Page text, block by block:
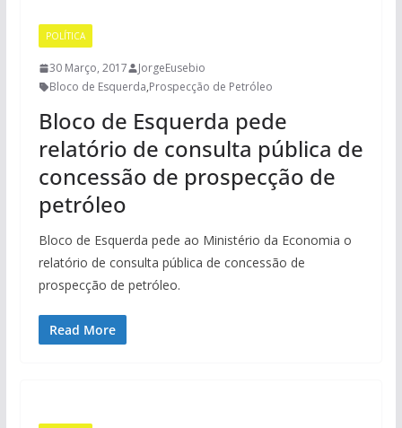
POLÍTICA
30 Março, 2017
JorgeEusebio
Bloco de Esquerda,Prospecção de Petróleo
Bloco de Esquerda pede
relatório de consulta pública de
concessão de prospecção de
petróleo
Bloco de Esquerda pede ao Ministério da Economia o
relatório de consulta pública de concessão de
prospecção de petróleo.
Read More